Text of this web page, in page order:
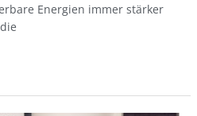
Energien immer stärker